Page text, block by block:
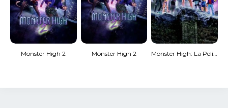
Monster High 2 Monster High 2